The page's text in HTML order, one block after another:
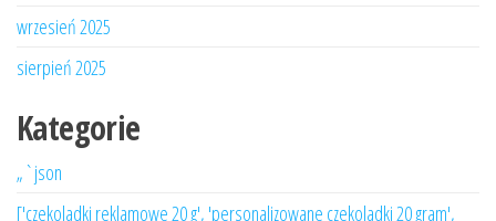
wrzesień 2025
sierpień 2025
Kategorie
„`json
['czekoladki reklamowe 20 g', 'personalizowane czekoladki 20 gram',